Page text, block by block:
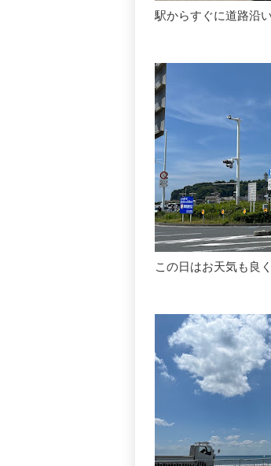
駅からすぐに道路沿
この日はお天気も良